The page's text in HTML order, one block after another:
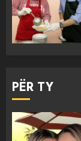
PËR TY
3
4